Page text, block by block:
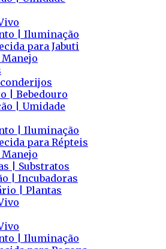
| Iluminação
para Jabuti
| Bebedouro
| Umidade
| Iluminação
para Répteis
| Substratos
| Incubadoras
| Plantas
| Iluminação